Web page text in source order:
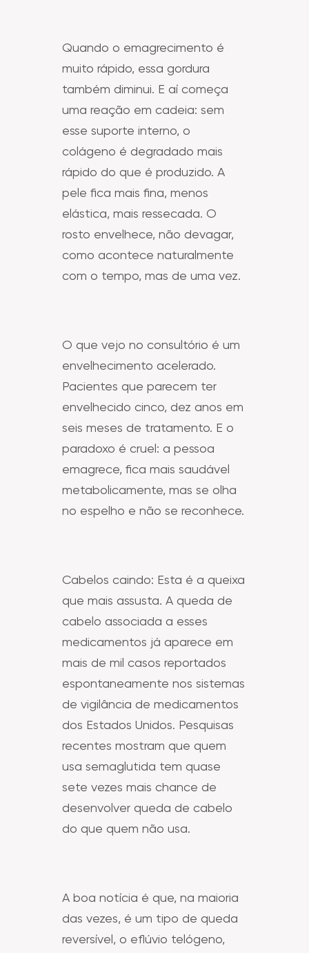
Quando o emagrecimento é
muito rápido, essa gordura
também diminui. E aí começa
uma reação em cadeia: sem
esse suporte interno, o
colágeno é degradado mais
rápido do que é produzido. A
pele fica mais fina, menos
elástica, mais ressecada. O
rosto envelhece, não devagar,
como acontece naturalmente
com o tempo, mas de uma vez.
O que vejo no consultório é um
envelhecimento acelerado.
Pacientes que parecem ter
envelhecido cinco, dez anos em
seis meses de tratamento. E o
paradoxo é cruel: a pessoa
emagrece, fica mais saudável
metabolicamente, mas se olha
no espelho e não se reconhece.
Cabelos caindo: Esta é a queixa
que mais assusta. A queda de
cabelo associada a esses
medicamentos já aparece em
mais de mil casos reportados
espontaneamente nos sistemas
de vigilância de medicamentos
dos Estados Unidos. Pesquisas
recentes mostram que quem
usa semaglutida tem quase
sete vezes mais chance de
desenvolver queda de cabelo
do que quem não usa.
A boa notícia é que, na maioria
das vezes, é um tipo de queda
reversível, o eflúvio telógeno,